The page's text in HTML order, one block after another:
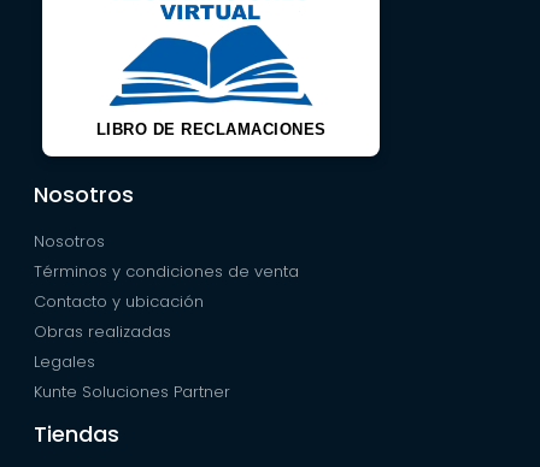
LIBRO DE RECLAMACIONES
Nosotros
Nosotros
Términos y condiciones de venta
Contacto y ubicación
Obras realizadas
Legales
Kunte Soluciones Partner
Tiendas